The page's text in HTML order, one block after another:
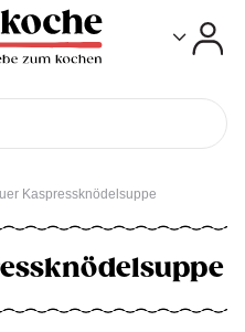
Kaspressknödelsuppe